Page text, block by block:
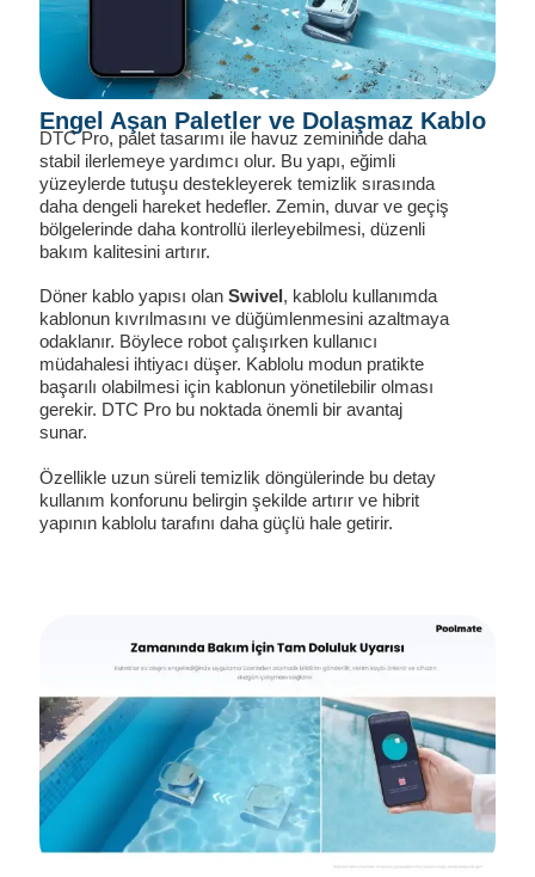
Engel Aşan Paletler ve Dolaşmaz Kablo
DTC Pro, palet tasarımı ile havuz zemininde daha
stabil ilerlemeye yardımcı olur. Bu yapı, eğimli
yüzeylerde tutuşu destekleyerek temizlik sırasında
daha dengeli hareket hedefler. Zemin, duvar ve geçiş
bölgelerinde daha kontrollü ilerleyebilmesi, düzenli
bakım kalitesini artırır.
Döner kablo yapısı olan Swivel, kablolu kullanımda
kablonun kıvrılmasını ve düğümlenmesini azaltmaya
odaklanır. Böylece robot çalışırken kullanıcı
müdahalesi ihtiyacı düşer. Kablolu modun pratikte
başarılı olabilmesi için kablonun yönetilebilir olması
gerekir. DTC Pro bu noktada önemli bir avantaj
sunar.
Özellikle uzun süreli temizlik döngülerinde bu detay
kullanım konforunu belirgin şekilde artırır ve hibrit
yapının kablolu tarafını daha güçlü hale getirir.